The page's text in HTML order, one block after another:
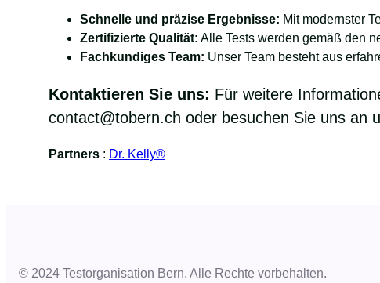
Schnelle und präzise Ergebnisse: Mit modernster
Zertifizierte Qualität: Alle Tests werden gemäß den
Fachkundiges Team: Unser Team besteht aus
Kontaktieren Sie uns: Für weitere
contact@tobern.ch oder besuchen Sie uns an
Partners : Dr. Kelly®
© 2024 Testorganisation Bern. Alle Rechte vorbehalten.